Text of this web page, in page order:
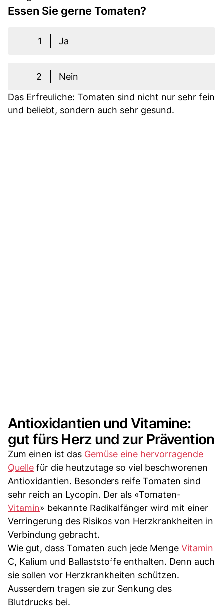
Essen Sie gerne Tomaten?
1 Ja
2
Nein
Das Erfreuliche: Tomaten sind nicht nur sehr fein
und beliebt, sondern auch sehr gesund.
Antioxidantien und Vitamine:
gut fürs Herz und zur Prävention
Zum einen ist das Gemüse eine hervorragende
Quelle für die heutzutage so viel beschworenen
Antioxidantien. Besonders reife Tomaten sind
sehr reich an Lycopin. Der als «Tomaten-
Vitamin» bekannte Radikalfänger wird mit einer
Verringerung des Risikos von Herzkrankheiten in
Verbindung gebracht.
Wie gut, dass Tomaten auch jede Menge Vitamin
C, Kalium und Ballaststoffe enthalten. Denn auch
sie sollen vor Herzkrankheiten schützen.
Ausserdem tragen sie zur Senkung des
Blutdrucks bei.